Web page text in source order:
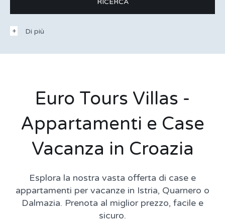
Di più
Euro Tours Villas -
Appartamenti e Case
Vacanza in Croazia
Esplora la nostra vasta offerta di case e
appartamenti per vacanze in Istria, Quarnero o
Dalmazia. Prenota al miglior prezzo, facile e
sicuro.